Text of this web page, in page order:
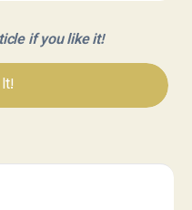
if you like it!